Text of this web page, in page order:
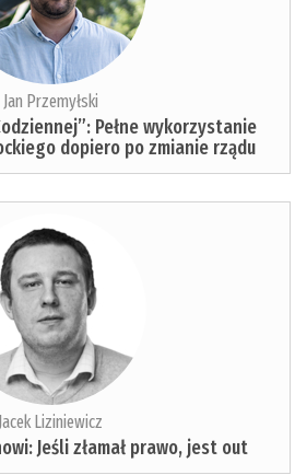
Jan Przemyłski
Pełne wykorzystanie
dopiero po zmianie rządu
Jacek Liziniewicz
Jeśli złamał prawo, jest out